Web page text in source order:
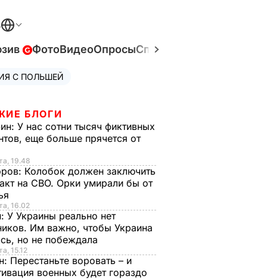
ФотоВидеоОпросыСпецпроекты
С ПОЛЬШЕЙ
БЛОГИ
У нас сотни тысяч фиктивных
еще больше прячется от
19.48
Колобок должен заключить
на СВО. Орки умирали бы от
16.02
У Украины реально нет
Им важно, чтобы Украина
но не побеждала
15.12
Перестаньте воровать – и
военных будет гораздо